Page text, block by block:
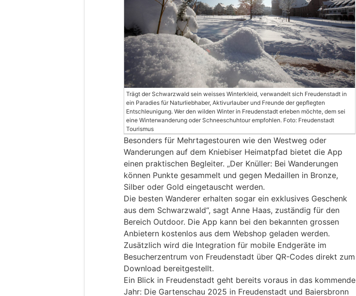
Trägt der Schwarzwald sein weisses Winterkleid, verwandelt sich Freudenstadt in
ein Paradies für Naturliebhaber, Aktivurlauber und Freunde der gepflegten
Entschleunigung. Wer den wilden Winter in Freudenstadt erleben möchte, dem sei
eine Winterwanderung oder Schneeschuhtour empfohlen. Foto: Freudenstadt
Tourismus
Besonders für Mehrtagestouren wie den Westweg oder
Wanderungen auf dem Kniebiser Heimatpfad bietet die App
einen praktischen Begleiter. „Der Knüller: Bei Wanderungen
können Punkte gesammelt und gegen Medaillen in Bronze,
Silber oder Gold eingetauscht werden.
Die besten Wanderer erhalten sogar ein exklusives Geschenk
aus dem Schwarzwald“, sagt Anne Haas, zuständig für den
Bereich Outdoor. Die App kann bei den bekannten grossen
Anbietern kostenlos aus dem Webshop geladen werden.
Zusätzlich wird die Integration für mobile Endgeräte im
Besucherzentrum von Freudenstadt über QR-Codes direkt zum
Download bereitgestellt.
Ein Blick in Freudenstadt geht bereits voraus in das kommende
Jahr: Die Gartenschau 2025 in Freudenstadt und Baiersbronn